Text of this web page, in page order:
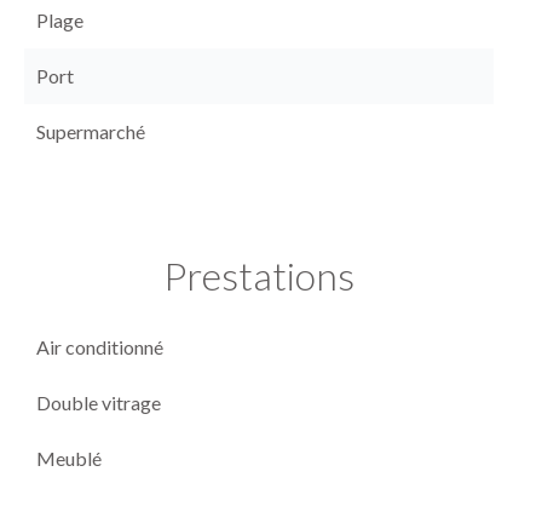
Plage
Port
Supermarché
Prestations
Air conditionné
Double vitrage
Meublé